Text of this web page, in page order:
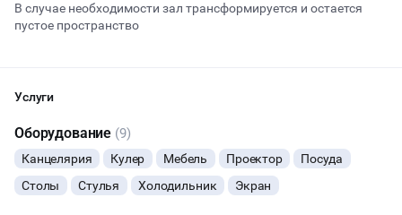
В случае необходимости зал трансформируется и остается
пустое пространство
Скидки: при бронировании более 10 часов- 10%; более 20
часов-20%
УСЛОВИЯ АРЕНДЫ И ВОЗВРАТ:
Услуги
Оборудование (9)
Канцелярия Кулер Мебель Проектор
Посуда
Столы
Стулья Холодильник Экран
ДЕВИЧНИК
ДЕЛОВЫЕ МЕРОПРИЯТИЯ
КВАРТИРНИКИ
ДАННЫЙ ЛОФТ СЕЙЧАС НЕ АКТИВЕН
ОСТАВИТЬ ЗАЯВКУ